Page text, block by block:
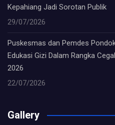
Kepahiang Jadi Sorotan Publik
29/07/2026
Puskesmas dan Pemdes
Edukasi Gizi Dalam Rangka
2026
22/07/2026
Gallery